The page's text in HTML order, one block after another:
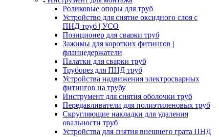
Роликовые опоры для труб
Устройство для снятие оксидного слоя с
ПНД труб | УСО
Позиционер для сварки труб
Зажимы для коротких фитингов |
фланцедержатели
Палатки для сварки труб
Труборез для ПНД труб
Устройства надвижения электросварных
фитингов на трубу
Инструмент для снятия оболочки труб
Передавливатели для полиэтиленовых труб
Скругляющие накладки для удаления
овальности труб
Устройства для снятия внешнего грата ПНД